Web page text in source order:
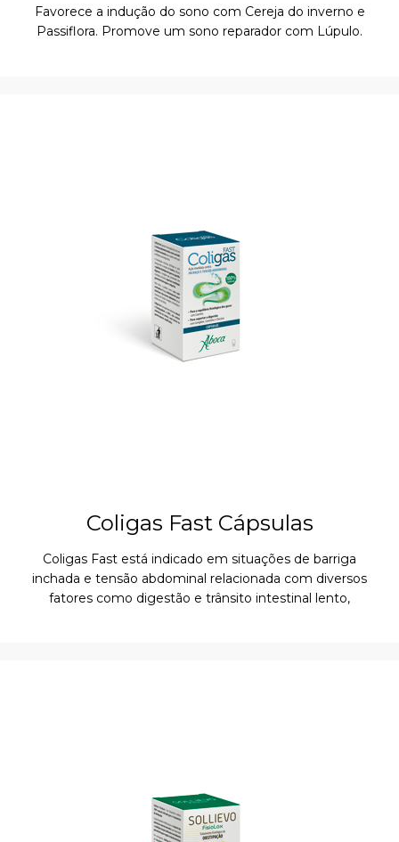
Favorece a indução do sono com Cereja do inverno e
Passiflora. Promove um sono reparador com Lúpulo.
Coligas Fast Cápsulas
Coligas Fast está indicado em situações de barriga
inchada e tensão abdominal relacionada com diversos
fatores como digestão e trânsito intestinal lento,